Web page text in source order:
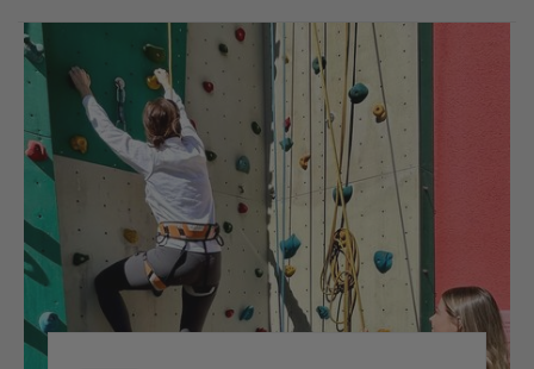
Störungen Depression Körper & Seele
Aufmerksamkeit Psyche Teamarbeit